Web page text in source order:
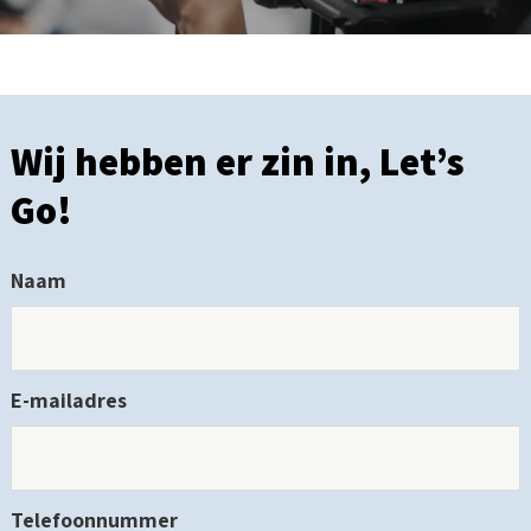
Wij hebben er zin in, Let’s
Go!
Naam
E-mailadres
Telefoonnummer